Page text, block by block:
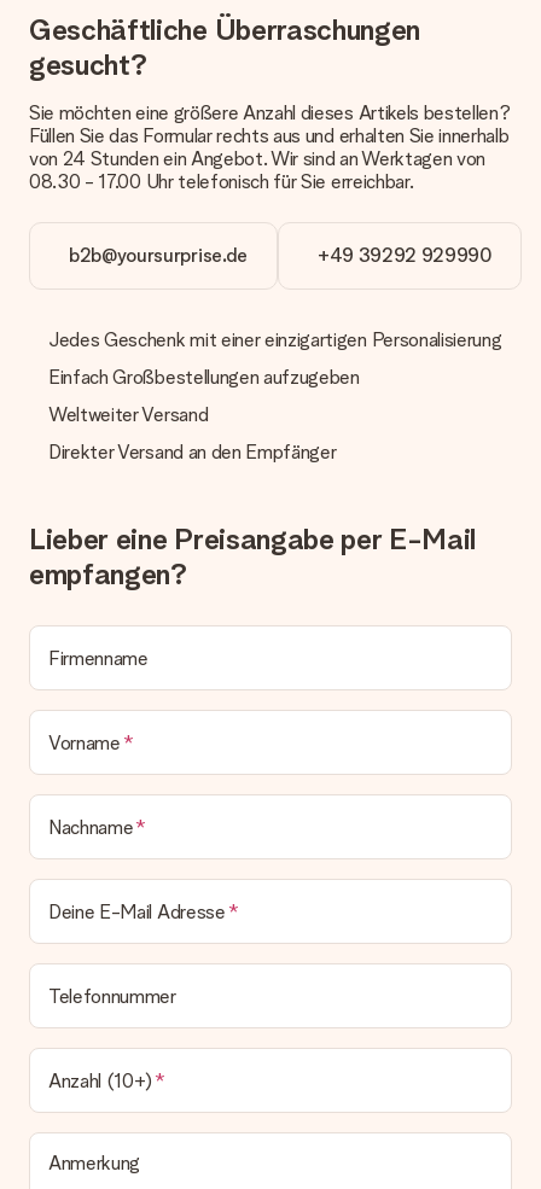
Welche Lieferoptionen stehen zur Verfügung?
Derzeit können wir (noch) keine verschiedenen Lieferoptionen
Päckchen versendet. Möchtest du wissen, ob es als Paket
oder Päckchen geliefert wird, kontaktiere bitte unseren
Kundenservice.
Wie kann ich meine Bestellung bezahlen?
Wir bieten die folgenden Zahlungsoptionen an: Vorauskasse
mit normaler Überweisung, Sofortüberweisung, Paypal,
manuellen Überweisung verlängert sich die Lieferzeit des
Geschenks jedoch um 3 Werktage.
Geschenk empfangen
Was, wenn das Geschenk meine Erwartungen nicht
kontaktieren. Dort wird dir umgehend ein passender
Lösungsvorschlag unterbreitet.
Alle Lieferungen erfolgen ohne Rechnung und/oder
Lieferschein. Die Rechnung zu deiner Bestellung erhältst du
Geschenk also direkt beim Empfänger liefern lassen und es
bleibt eine echte Überraschung!
Geschäftliche Überraschungen
gesucht?
Sie möchten eine größere Anzahl dieses Artikels bestellen?
Füllen Sie das Formular rechts aus und erhalten Sie innerhalb
von 24 Stunden ein Angebot. Wir sind an Werktagen von
08.30 - 17.00 Uhr telefonisch für Sie erreichbar.
b2b@yoursurprise.de +49 39292 929990
Jedes Geschenk mit einer einzigartigen Personalisierung
Einfach Großbestellungen aufzugeben
Weltweiter Versand
Direkter Versand an den Empfänger
Lieber eine Preisangabe per E-Mail
empfangen?
Firmenname
Vorname
Nachname
Deine E-Mail Adresse
Telefonnummer
Anzahl (10+)
Anmerkung